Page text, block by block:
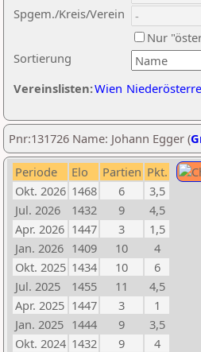
Sortierung
Spgem./Kreis/Verein
Nur
Vereinslisten:Wien
Pnr:131726 Name: Johann Egger (
Periode Elo Partien Pkt.
Okt. 2026 1468 6
3,5
Jul. 2026
1432 9
4,5
Apr. 2026 1447 3
1,5
Jan. 2026 1409 10
4
Okt. 2025 1434 10
6
Jul. 2025
1455 11
4,5
Apr. 2025 1447 3
1
Jan. 2025 1444 9
3,5
Okt. 2024 1432 9
4